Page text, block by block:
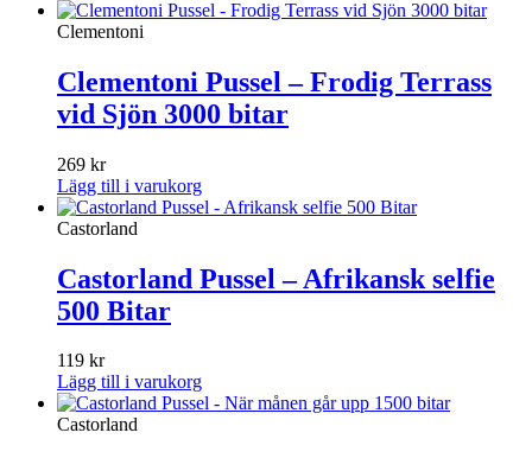
Clementoni
Clementoni Pussel – Frodig Terrass
vid Sjön 3000 bitar
269 kr
Lägg till i varukorg
Castorland
Castorland Pussel – Afrikansk selfie
500 Bitar
119 kr
Lägg till i varukorg
Castorland